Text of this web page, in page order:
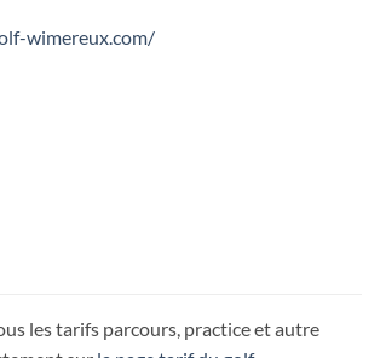
wimereux.com/
les tarifs parcours, practice et autre